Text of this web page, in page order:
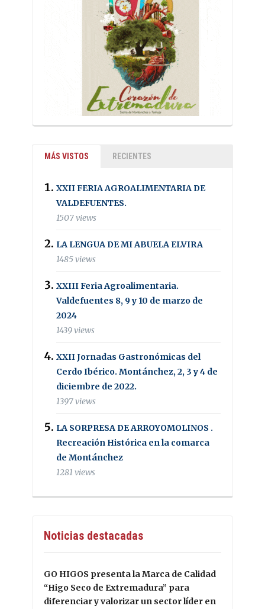
MÁS VISTOS RECIENTES
XXII FERIA AGROALIMENTARIA DE
VALDEFUENTES.
1507 views
LA LENGUA DE MI ABUELA ELVIRA
1485 views
XXIII Feria Agroalimentaria.
Valdefuentes 8, 9 y 10 de marzo de
2024
1439 views
XXII Jornadas Gastronómicas del
Cerdo Ibérico. Montánchez, 2, 3 y 4 de
diciembre de 2022.
1397 views
LA SORPRESA DE ARROYOMOLINOS .
Recreación Histórica en la comarca
de Montánchez
1281 views
Noticias destacadas
GO HIGOS presenta la Marca de Calidad
“Higo Seco de Extremadura” para
diferenciar y valorizar un sector líder en